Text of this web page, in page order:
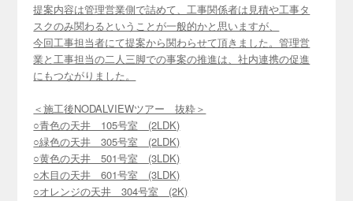
提案内容は管理営業側で詰めて、工事関係者は見積や工事タ
スクのみ関わるということが一般的かと思いますが、
今回工事担当者にて提案から関わらせて頂きました。管理営
業と工事担当の二人三脚での事案の推進は、社内連携の促進
にもつながりました。
＜施工後NODALVIEWツアー 抜粋＞
○青色の天井 105号室 (2LDK)
○緑色の天井 305号室 (2LDK)
○黄色の天井 501号室 (3LDK)
○木目の天井 601号室 (3LDK)
○オレンジの天井 304号室 (2K)